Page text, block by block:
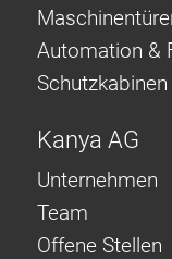
Automation &
Kanya AG
Unternehmen
Team
Offene Stellen